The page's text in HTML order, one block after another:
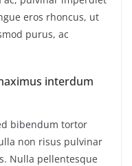
eros rhoncus, ut
purus, ac
interdum
bibendum tortor
non risus pulvinar
Nulla pellentesque